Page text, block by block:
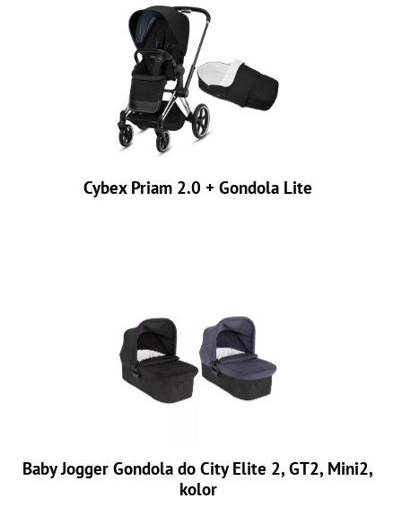
Cybex Priam 2.0 + Gondola Lite
Baby Jogger Gondola do City Elite 2, GT2, Mini2,
kolor